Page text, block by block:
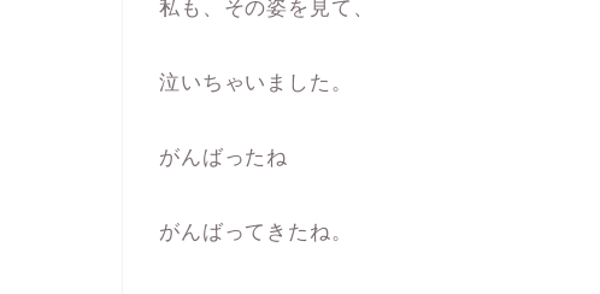
私も、その姿を見て、
泣いちゃいました。
がんばったね
がんばってきたね。